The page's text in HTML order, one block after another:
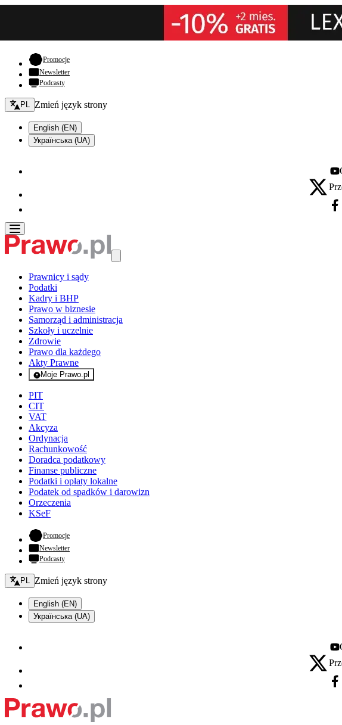
Promocje- otwiera się w nowej karcie
Newsletter
Podcasty
Zmień język - bieżący:
PL Zmień język strony
English (EN)
Українська (UA)
X -
Prawnicy i sądy
Podatki
Kadry i BHP
Prawo w biznesie
Samorząd i administracja
Szkoły i uczelnie
Zdrowie
Prawo dla każdego
Akty Prawne
Moje Prawo.pl
- rejestracja i logowanie do serwisu
PIT
CIT
VAT
Akcyza
Ordynacja
Rachunkowość
Doradca podatkowy
Finanse publiczne
Podatki i opłaty lokalne
Podatek od spadków i darowizn
Orzeczenia
KSeF
Promocje- otwiera się w nowej karcie
Newsletter
Podcasty
Zmień język - bieżący:
PL Zmień język strony
English (EN)
Українська (UA)
X -